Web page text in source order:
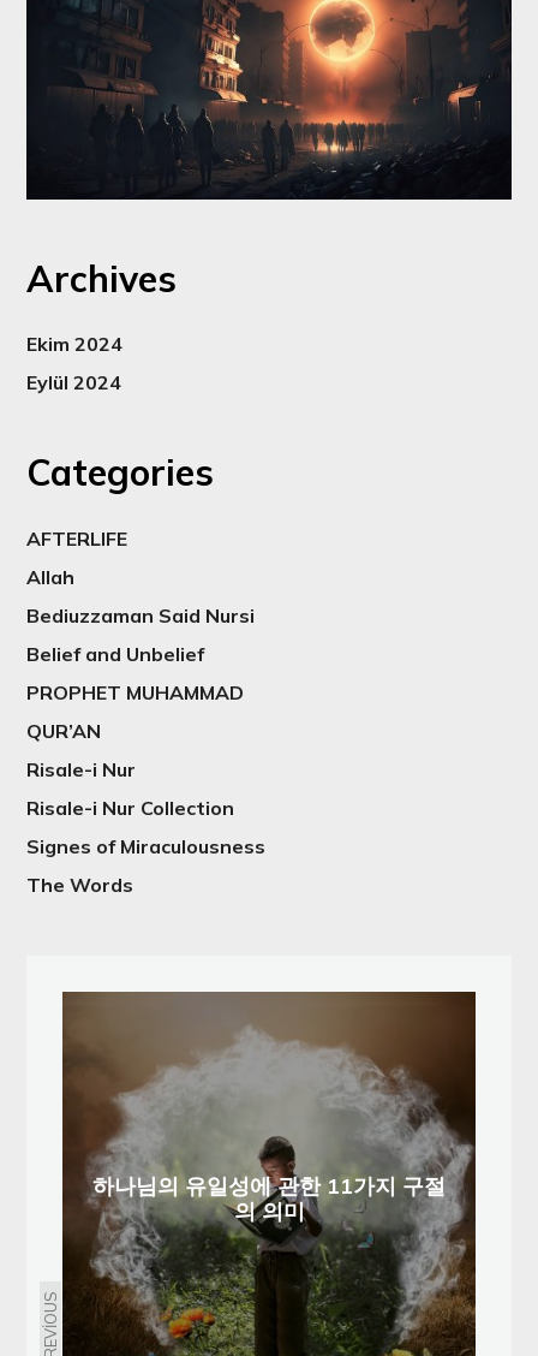
Archives
Ekim 2024
Eylül 2024
Categories
AFTERLIFE
Allah
Bediuzzaman Said Nursi
Belief and Unbelief
PROPHET MUHAMMAD
QUR’AN
Risale-i Nur
Risale-i Nur Collection
Signes of Miraculousness
The Words
PREVIOUS
하나님의 유일성에 관한 11가지 구절
의 의미